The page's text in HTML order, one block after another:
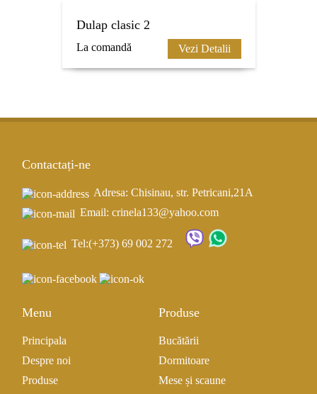
Dulap clasic 2
La comandă Vezi Detalii
Contactați-ne
Adresa: Chisinau, str. Petricani,21A
Email: crinela133@yahoo.com
Tel:(+373) 69 002 272
Menu
Principala
Despre noi
Produse
Produse
Bucătării
Dormitoare
Mese și scaune